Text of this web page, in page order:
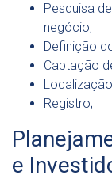
Pesquisa
negócio;
Definição
Captação
Registro;
e